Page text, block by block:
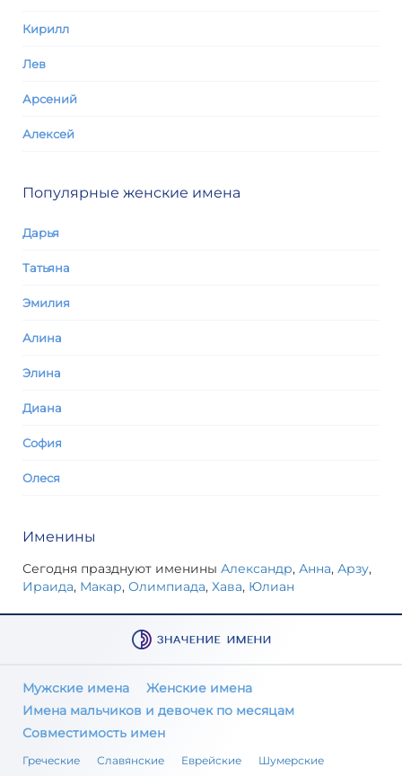
Кирилл
Лев
Арсений
Алексей
Популярные женские имена
Дарья
Татьяна
Эмилия
Алина
Элина
Диана
София
Олеся
Именины
Сегодня празднуют именины Александр, Анна, Арзу,
Ираида, Макар, Олимпиада, Хава, Юлиан
Мужские имена
Женские имена
Имена мальчиков и девочек по месяцам
Совместимость имен
Греческие Славянские Еврейские
Шумерские